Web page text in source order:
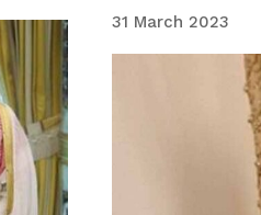
31 March 2023